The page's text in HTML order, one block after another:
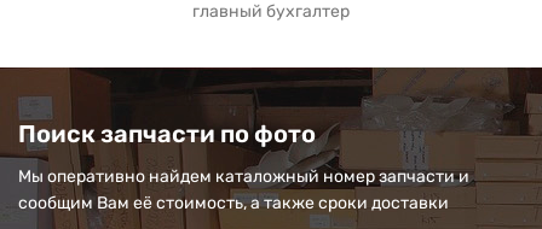
главный бухгалтер
Поиск запчасти по фото
Мы оперативно найдем каталожный номер запчасти и
сообщим Вам её стоимость, а также сроки доставки